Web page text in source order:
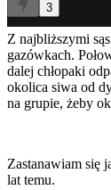
3
Z najbliższymi
gazówkach.
dalej chłopaki
okolica siwa od
na grupie, żeby
Zastanawiam się
lat temu.